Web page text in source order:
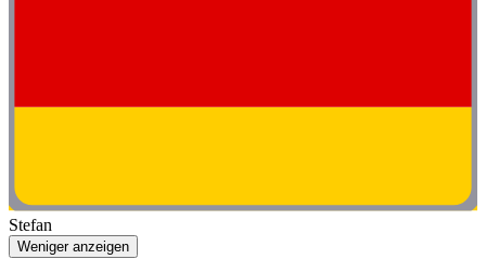
Stefan
Weniger anzeigen